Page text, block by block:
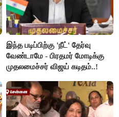
இந்த படிப்பிற்கு 'நீட்' தேர்வு
வேண்டாமே - பிரதமர் மோடிக்கு
முதலமைச்சர் விஜய் கடிதம்..!